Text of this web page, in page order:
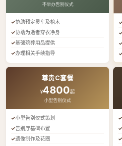
不举办告别仪式
协助预定灵车及棺木
协助为逝者穿衣净身
基础殡葬用品提供
办理相关手续指导
尊贵C套餐
¥4800起
小型告别仪式
小型告别仪式策划
告别厅基础布置
遗像制作及花圈